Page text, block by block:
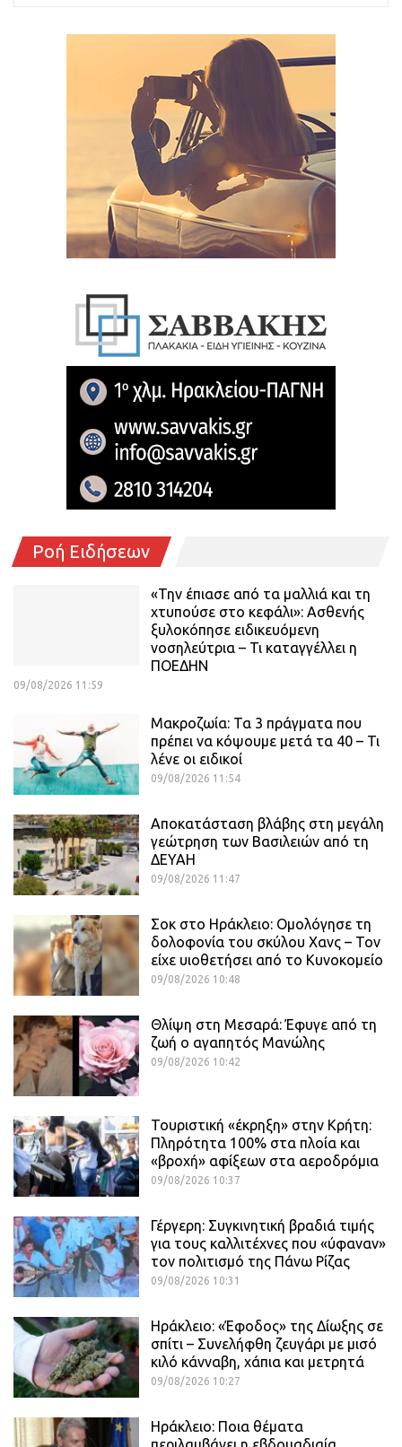
Ροή Ειδήσεων
«Την έπιασε από τα μαλλιά και τη
χτυπούσε στο κεφάλι»: Ασθενής
ξυλοκόπησε ειδικευόμενη
νοσηλεύτρια – Τι καταγγέλλει η
ΠΟΕΔΗΝ
09/08/2026 11:59
Μακροζωία: Τα 3 πράγματα που
πρέπει να κόψουμε μετά τα 40 – Τι
λένε οι ειδικοί
09/08/2026 11:54
Αποκατάσταση βλάβης στη μεγάλη
γεώτρηση των Βασιλειών από τη
ΔΕΥΑΗ
09/08/2026 11:47
Σοκ στο Ηράκλειο: Ομολόγησε τη
δολοφονία του σκύλου Χανς – Τον
είχε υιοθετήσει από το Κυνοκομείο
09/08/2026 10:48
Θλίψη στη Μεσαρά: Έφυγε από τη
ζωή ο αγαπητός Μανώλης
09/08/2026 10:42
Τουριστική «έκρηξη» στην Κρήτη:
Πληρότητα 100% στα πλοία και
«βροχή» αφίξεων στα αεροδρόμια
09/08/2026 10:37
Γέργερη: Συγκινητική βραδιά τιμής
για τους καλλιτέχνες που «ύφαναν»
τον πολιτισμό της Πάνω Ρίζας
09/08/2026 10:31
Ηράκλειο: «Έφοδος» της Δίωξης σε
σπίτι – Συνελήφθη ζευγάρι με μισό
κιλό κάνναβη, χάπια και μετρητά
09/08/2026 10:27
Ηράκλειο: Ποια θέματα